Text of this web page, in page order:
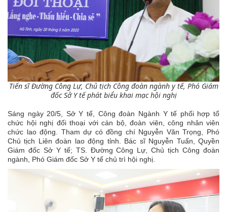
Tiến sĩ Đường Công Lự, Chủ tịch Công đoàn ngành y tế, Phó Giám
đốc Sở Y tế phát biểu khai mạc hội nghị
Sáng ngày 20/5, Sở Y tế, Công đoàn Ngành Y tế phối hợp tổ
chức hội nghị đối thoại với cán bộ, đoàn viên, công nhân viên
chức lao động. Tham dự có đồng chí Nguyễn Văn Trọng, Phó
Chủ tịch Liên đoàn lao động tỉnh. Bác sĩ Nguyễn Tuấn, Quyền
Giám đốc Sở Y tế; TS. Đường Công Lự, Chủ tịch Công đoàn
ngành, Phó Giám đốc Sở Y tế chủ trì hội nghị.